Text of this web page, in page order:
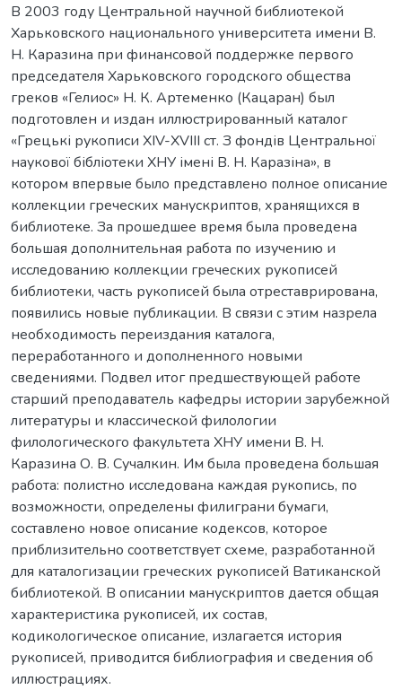
В 2003 году Центральной научной библиотекой
Харьковского национального университета имени В.
Н. Каразина при финансовой поддержке первого
председателя Харьковского городского общества
греков «Гелиос» Н. К. Артеменко (Кацаран) был
подготовлен и издан иллюстрированный каталог
«Грецькі рукописи XIV-XVIII ст. З фондів Центральної
наукової бібліотеки ХНУ імені В. Н. Каразіна», в
котором впервые было представлено полное описание
коллекции греческих манускриптов, хранящихся в
библиотеке. За прошедшее время была проведена
большая дополнительная работа по изучению и
исследованию коллекции греческих рукописей
библиотеки, часть рукописей была отреставрирована,
появились новые публикации. В связи с этим назрела
необходимость переиздания каталога,
переработанного и дополненного новыми
сведениями. Подвел итог предшествующей работе
старший преподаватель кафедры истории зарубежной
литературы и классической филологии
филологического факультета ХНУ имени В. Н.
Каразина О. В. Сучалкин. Им была проведена большая
работа: полистно исследована каждая рукопись, по
возможности, определены филиграни бумаги,
составлено новое описание кодексов, которое
приблизительно соответствует схеме, разработанной
для каталогизации греческих рукописей Ватиканской
библиотекой. В описании манускриптов дается общая
характеристика рукописей, их состав,
кодикологическое описание, излагается история
рукописей, приводится библиография и сведения об
иллюстрациях.